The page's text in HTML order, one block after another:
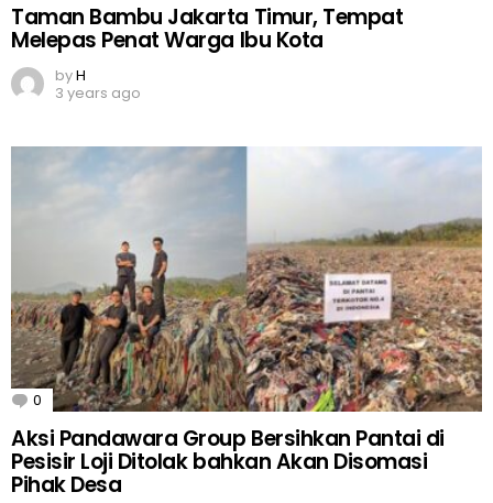
Taman Bambu Jakarta Timur, Tempat
Melepas Penat Warga Ibu Kota
byH
3 years ago
0 Comments
Aksi Pandawara Group Bersihkan Pantai di
Pesisir Loji Ditolak bahkan Akan Disomasi
Pihak Desa